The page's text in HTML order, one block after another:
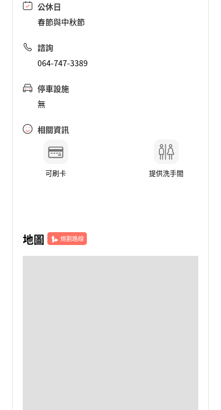
公休日
春節與中秋節
諮詢
064-747-3389
停車設施
無
相關資訊
可刷卡 提供洗手間
地圖 規劃路線